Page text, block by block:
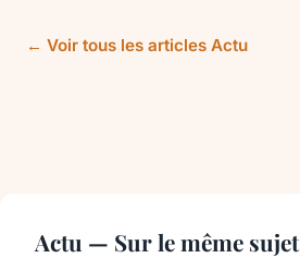
← Voir tous les articles Actu
Actu — Sur le même sujet